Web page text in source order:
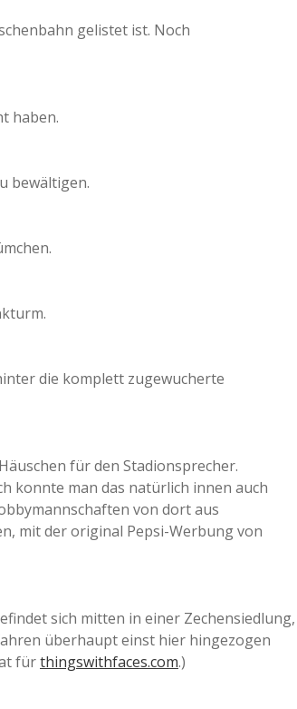
gelistet ist. Noch
haben.
bewältigen.
die komplett zugewucherte
für den Stadionsprecher.
konnte man das natürlich innen auch
von dort aus
mit der original Pepsi-Werbung von
sich mitten in einer Zechensiedlung,
überhaupt einst hier hingezogen
fürthingswithfaces.com.)